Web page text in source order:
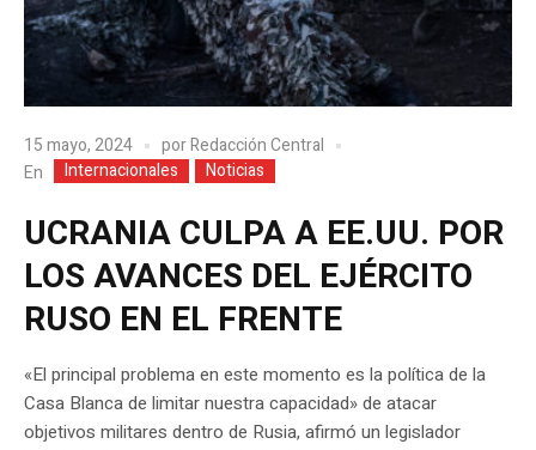
15 mayo, 2024 porRedacción Central
En
Internacionales Noticias
UCRANIA CULPA A EE.UU. POR
LOS AVANCES DEL EJÉRCITO
RUSO EN EL FRENTE
«El principal problema en este momento es la política de la
Casa Blanca de limitar nuestra capacidad» de atacar
objetivos militares dentro de Rusia, afirmó un legislador